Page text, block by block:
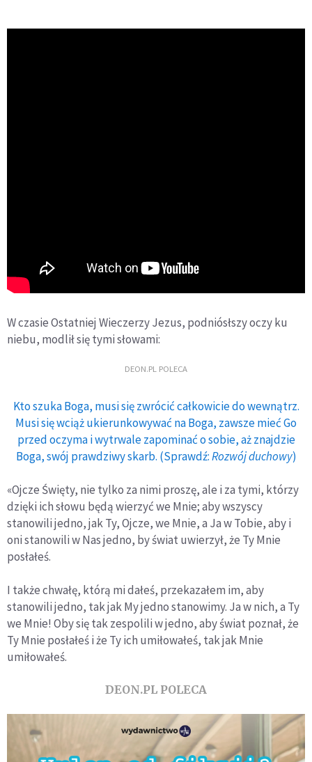
W czasie Ostatniej Wieczerzy Jezus, podniósłszy oczy ku
niebu, modlił się tymi słowami:
DEON.PL POLECA
Kto szuka Boga, musi się zwrócić całkowicie do wewnątrz.
Musi się wciąż ukierunkowywać na Boga, zawsze mieć Go
przed oczyma i wytrwale zapominać o sobie, aż znajdzie
Boga, swój prawdziwy skarb. (Sprawdź:Rozwój duchowy)
«Ojcze Święty, nie tylko za nimi proszę, ale i za tymi, którzy
dzięki ich słowu będą wierzyć we Mnie; aby wszyscy
stanowili jedno, jak Ty, Ojcze, we Mnie, a Ja w Tobie, aby i
oni stanowili w Nas jedno, by świat uwierzył, że Ty Mnie
posłałeś.
I także chwałę, którą mi dałeś, przekazałem im, aby
stanowili jedno, tak jak My jedno stanowimy. Ja w nich, a Ty
we Mnie! Oby się tak zespolili w jedno, aby świat poznał, że
Ty Mnie posłałeś i że Ty ich umiłowałeś, tak jak Mnie
umiłowałeś.
DEON.PL POLECA